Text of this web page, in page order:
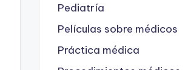
Pediatría
Películas sobre médicos
Práctica médica